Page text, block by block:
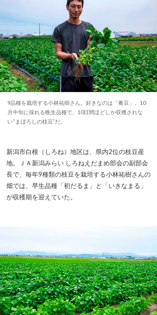
9品種を栽培する小林祐樹さん。好きなのは「肴豆」。10
月中旬に採れる晩生品種で、10日間ほどしか収穫されな
い“まぼろしの枝豆”だ。
新潟市白根（しろね）地区は、県内2位の枝豆産
地。ＪＡ新潟みらい しろねえだまめ部会の副部会
長で、毎年9種類の枝豆を栽培する小林祐樹さんの
畑では、早生品種「初だるま」と「いきなまる」
が収穫期を迎えていた。